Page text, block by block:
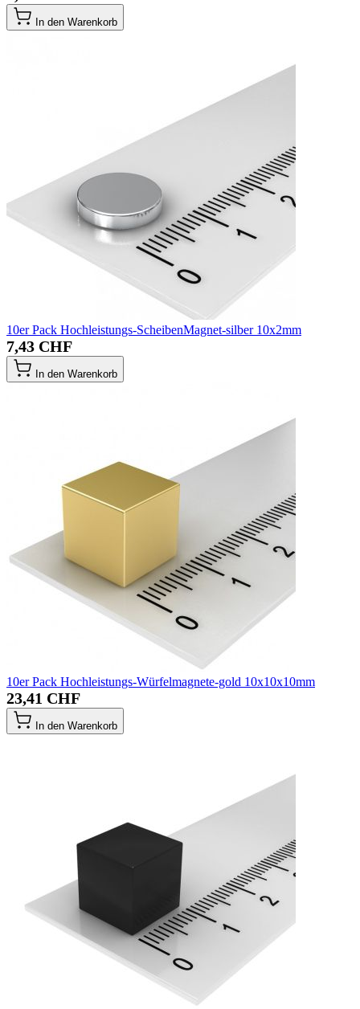
In den Warenkorb
10er Pack Hochleistungs-ScheibenMagnet-silber 10x2mm
7,43 CHF
In den Warenkorb
10er Pack Hochleistungs-Würfelmagnete-gold 10x10x10mm
23,41 CHF
In den Warenkorb